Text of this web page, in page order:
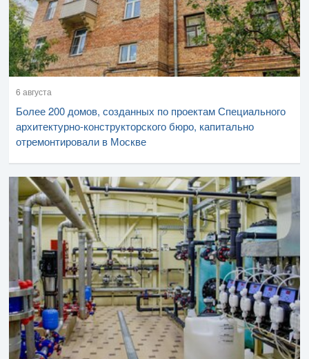
6 августа
Более 200 домов, созданных по проектам Специального
архитектурно-конструкторского бюро, капитально
отремонтировали в Москве